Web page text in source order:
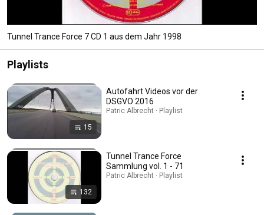
Tunnel Trance Force 7 CD 1 aus dem Jahr 1998
Playlists
15
Autofahrt Videos vor der
DSGVO 2016
Patric Albrecht · Playlist
132
Tunnel Trance Force
Sammlung vol. 1 - 71
Patric Albrecht · Playlist